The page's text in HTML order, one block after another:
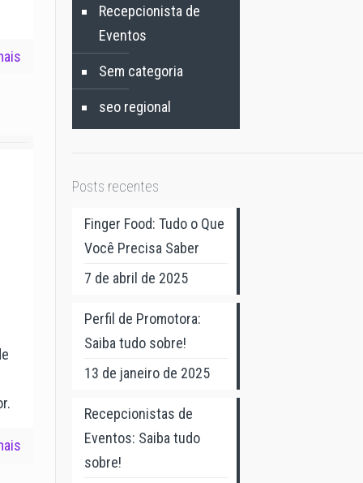
Recepcionista de
Eventos
Sem categoria
seo regional
Posts recentes
Finger Food: Tudo o Que
Você Precisa Saber
7 de abril de 2025
Perfil de Promotora:
Saiba tudo sobre!
13 de janeiro de 2025
Recepcionistas de
Eventos: Saiba tudo
sobre!